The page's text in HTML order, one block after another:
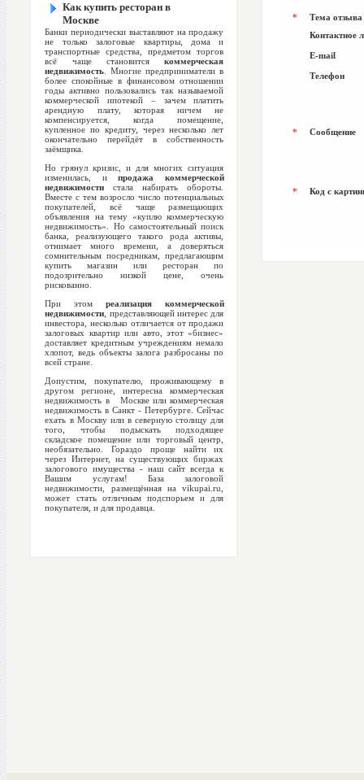
Как купить ресторан в
Москве
Банки периодически выставляют на продажу
не только залоговые квартиры, дома и
транспортные средства, предметом торгов
всё чаще становитсякоммерческая
недвижимость . Многие предприниматели в
более спокойные в финансовом отношении
годы активно пользовались так называемой
коммерческой ипотекой – зачем платить
арендную плату, которая ничем не
компенсируется, когда помещение,
купленное по кредиту, через несколько лет
окончательно перейдёт в собственность
заёмщика.
Но грянул кризис, и для многих ситуация
изменилась, ипродажа коммерческой
недвижимости стала набирать обороты.
Вместе с тем возросло число потенциальных
покупателей, всё чаще размещающих
объявления на тему «куплю коммерческую
недвижимость». Но самостоятельный поиск
банка, реализующего такого рода активы,
отнимает много времени, а доверяться
сомнительным посредникам, предлагающим
купить магазин или ресторан по
подозрительно низкой цене, очень
рискованно.
При этом реализация коммерческой
недвижимости , представляющей интерес для
инвестора, несколько отличается от продажи
залоговых квартир или авто, этот «бизнес»
доставляет кредитным учреждениям немало
хлопот, ведь объекты залога разбросаны по
всей стране.
Допустим, покупателю, проживающему в
другом регионе, интересна коммерческая
недвижимость в Москве или коммерческая
недвижимость в Санкт - Петербурге. Сейчас
ехать в Москву или в северную столицу для
того, чтобы подыскать подходящее
складское помещение или торговый центр,
необязательно. Гораздо проще найти их
через Интернет, на существующих биржах
залогового имущества - наш сайт всегда к
Вашим услугам! База залоговой
недвижимости, размещённая на vikupai.ru,
может стать отличным подспорьем и для
покупателя, и для продавца.
*
Тема отзыва
Контактное
E-mail
Телефон
* Сообщение
* Код с